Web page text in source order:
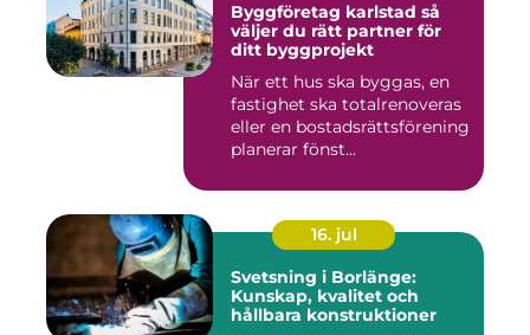
Byggföretag karlstad så
väljer du rätt partner för
ditt byggprojekt
När ett hus ska byggas, en
fastighet ska totalrenoveras
eller en bostadsrättsförening
planerar fönst...
16. jul
Svetsning i Borlänge:
Kunskap, kvalitet och
hållbara konstruktioner